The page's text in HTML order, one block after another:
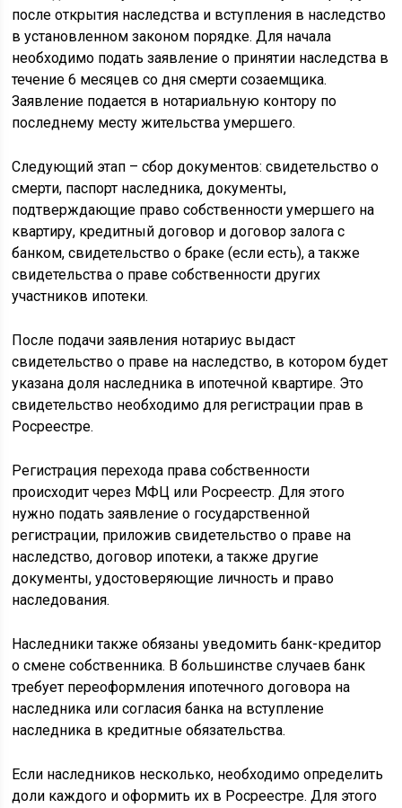
после открытия наследства и вступления в наследство
в установленном законом порядке. Для начала
необходимо подать заявление о принятии наследства в
течение 6 месяцев со дня смерти созаемщика.
Заявление подается в нотариальную контору по
последнему месту жительства умершего.
Следующий этап – сбор документов: свидетельство о
смерти, паспорт наследника, документы,
подтверждающие право собственности умершего на
квартиру, кредитный договор и договор залога с
банком, свидетельство о браке (если есть), а также
свидетельства о праве собственности других
участников ипотеки.
После подачи заявления нотариус выдаст
свидетельство о праве на наследство, в котором будет
указана доля наследника в ипотечной квартире. Это
свидетельство необходимо для регистрации прав в
Росреестре.
Регистрация перехода права собственности
происходит через МФЦ или Росреестр. Для этого
нужно подать заявление о государственной
регистрации, приложив свидетельство о праве на
наследство, договор ипотеки, а также другие
документы, удостоверяющие личность и право
наследования.
Наследники также обязаны уведомить банк-кредитор
о смене собственника. В большинстве случаев банк
требует переоформления ипотечного договора на
наследника или согласия банка на вступление
наследника в кредитные обязательства.
Если наследников несколько, необходимо определить
доли каждого и оформить их в Росреестре. Для этого